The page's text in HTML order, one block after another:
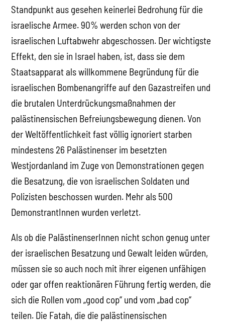
Standpunkt aus gesehen keinerlei Bedrohung für die
israelische Armee. 90% werden schon von der
israelischen Luftabwehr abgeschossen. Der wichtigste
Effekt, den sie in Israel haben, ist, dass sie dem
Staatsapparat als willkommene Begründung für die
israelischen Bombenangriffe auf den Gazastreifen und
die brutalen Unterdrückungsmaßnahmen der
palästinensischen Befreiungsbewegung dienen. Von
der Weltöffentlichkeit fast völlig ignoriert starben
mindestens 26 Palästinenser im besetzten
Westjordanland im Zuge von Demonstrationen gegen
die Besatzung, die von israelischen Soldaten und
Polizisten beschossen wurden. Mehr als 500
DemonstrantInnen wurden verletzt.
Als ob die PalästinenserInnen nicht schon genug unter
der israelischen Besatzung und Gewalt leiden würden,
müssen sie so auch noch mit ihrer eigenen unfähigen
oder gar offen reaktionären Führung fertig werden, die
sich die Rollen vom „good cop“ und vom „bad cop“
teilen. Die Fatah, die die palästinensischen